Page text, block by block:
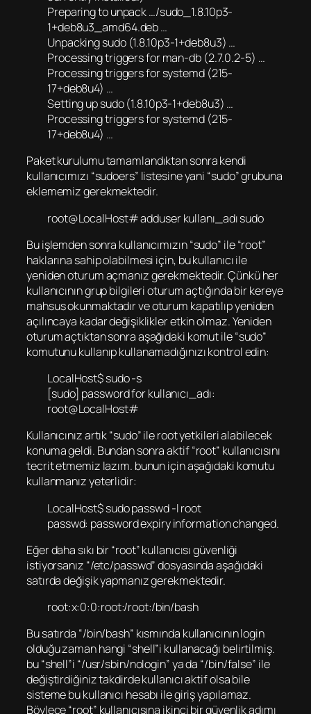
Preparing to unpack …/sudo_1.8.10p3-
1+deb8u3_amd64.deb …
Unpacking sudo (1.8.10p3-1+deb8u3) …
Processing triggers for man-db (2.7.0.2-5) …
Processing triggers for systemd (215-
17+deb8u4) …
Setting up sudo (1.8.10p3-1+deb8u3) …
Processing triggers for systemd (215-
17+deb8u4) …
Paket kurulumu tamamlandıktan sonra kendi
kullanıcımızı “sudoers” listesine yani “sudo” grubuna
eklememiz gerekmektedir.
root@LocalHost# adduser kullanı_adı sudo
Bu işlemden sonra kullanıcımızın “sudo” ile “root”
haklarına sahip olabilmesi için, bu kullanıcı ile
yeniden oturum açmanız gerekmektedir. Çünkü her
kullanıcının grup bilgileri oturum açtığında bir kereye
mahsus okunmaktadır ve oturum kapatılıp yeniden
açılıncaya kadar değişiklikler etkin olmaz. Yeniden
oturum açtıktan sonra aşağıdaki komut ile “sudo”
komutunu kullanıp kullanamadığınızı kontrol edin:
LocalHost$ sudo -s
[sudo] password for kullanıcı_adı:
root@LocalHost#
Kullanıcınız artık “sudo” ile root yetkileri alabilecek
konuma geldi. Bundan sonra aktif “root” kullanıcısını
tecrit etmemiz lazım. bunun için aşağıdaki komutu
kullanmanız yeterlidir:
LocalHost$ sudo passwd -l root
passwd: password expiry information changed.
Eğer daha sıkı bir “root” kullanıcısı güvenliği
istiyorsanız “/etc/passwd” dosyasında aşağıdaki
satırda değişik yapmanız gerekmektedir.
root:x:0:0:root:/root:/bin/bash
Bu satırda “/bin/bash” kısmında kullanıcının login
olduğu zaman hangi “shell”i kullanacağı belirtilmiş.
bu “shell”i “/usr/sbin/nologin” ya da “/bin/false” ile
değiştirdiğiniz takdirde kullanıcı aktif olsa bile
sisteme bu kullanıcı hesabı ile giriş yapılamaz.
Böylece “root” kullanıcısına ikinci bir güvenlik adımı